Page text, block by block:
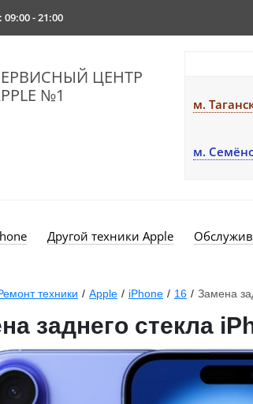
09:00 - 21:00
ЦЕНТР
№1
м.
м.
Другой техники Apple
техники / Apple / iPhone / 16 / Замена
заднего стекла